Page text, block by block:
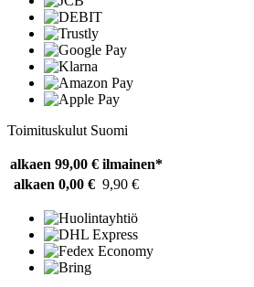
Toimituskulut Suomi
alkaen 99,00 € ilmainen*
alkaen 0,00 € 9,90 €